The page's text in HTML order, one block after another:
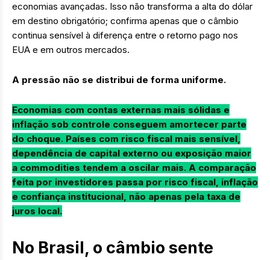
economias avançadas. Isso não transforma a alta do dólar
em destino obrigatório; confirma apenas que o câmbio
continua sensível à diferença entre o retorno pago nos
EUA e em outros mercados.
A pressão não se distribui de forma uniforme.
Economias com contas externas mais sólidas e
inflação sob controle conseguem amortecer parte
do choque. Países com risco fiscal mais sensível,
dependência de capital externo ou exposição maior
a commodities tendem a oscilar mais. A comparação
feita por investidores passa por risco fiscal, inflação
e confiança institucional, não apenas pela taxa de
juros local.
No Brasil, o câmbio sente